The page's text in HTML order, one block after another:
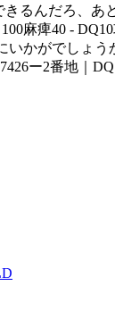
るんだろ、あ
麻痺40 -
いかがでしょ
ー2番地｜